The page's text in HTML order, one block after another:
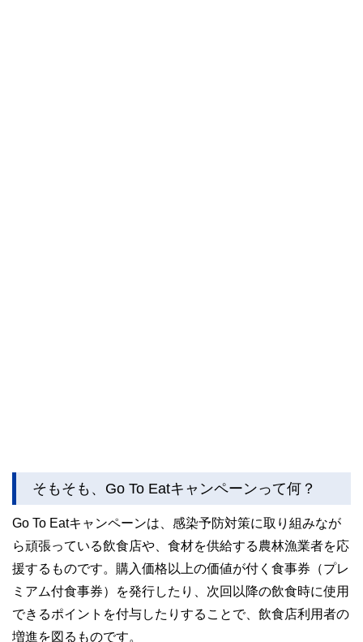
そもそも、Go To Eatキャンペーンって何？
Go To Eatキャンペーンは、感染予防対策に取り組みなが
ら頑張っている飲食店や、食材を供給する農林漁業者を応
援するものです。購入価格以上の価値が付く食事券（プレ
ミアム付食事券）を発行したり、次回以降の飲食時に使用
できるポイントを付与したりすることで、飲食店利用者の
増進を図るものです。